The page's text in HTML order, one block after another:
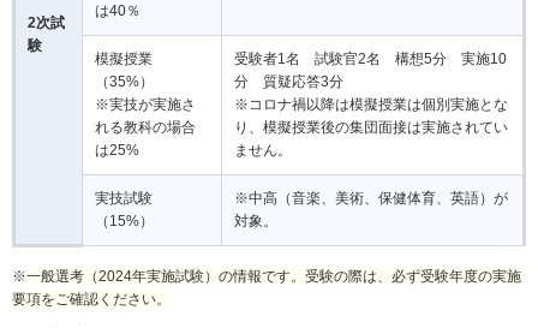
2次試
験
は40％
模擬授業
（35%）
※実技が実施さ
れる教科の場合
は25%
受験者1名 試験官2名 構想5分 実施10
分 質疑応答3分
※コロナ禍以降は模擬授業は個別実施とな
り、模擬授業後の集団面接は実施されてい
ません。
実技試験
（15%）
※中高（音楽、美術、保健体育、英語）が
対象。
※一般選考（2024年実施試験）の情報です。受験の際は、必ず受験年度の実施
要項をご確認ください。